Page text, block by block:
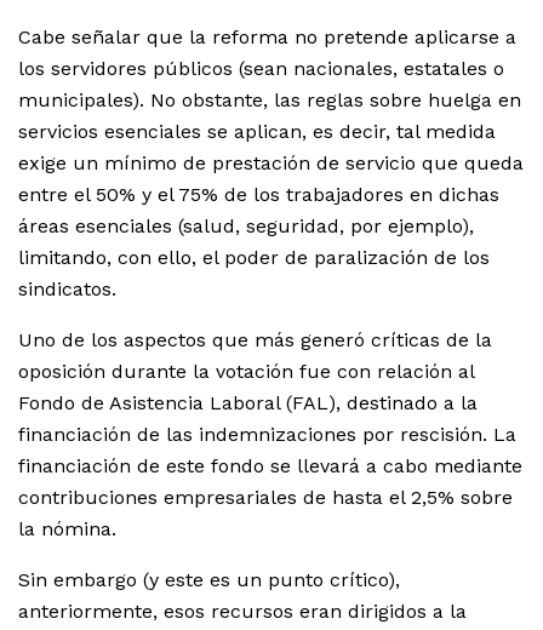
Cabe señalar que la reforma no pretende aplicarse a
los servidores públicos (sean nacionales, estatales o
municipales). No obstante, las reglas sobre huelga en
servicios esenciales se aplican, es decir, tal medida
exige un mínimo de prestación de servicio que queda
entre el 50% y el 75% de los trabajadores en dichas
áreas esenciales (salud, seguridad, por ejemplo),
limitando, con ello, el poder de paralización de los
sindicatos.
Uno de los aspectos que más generó críticas de la
oposición durante la votación fue con relación al
Fondo de Asistencia Laboral (FAL), destinado a la
financiación de las indemnizaciones por rescisión. La
financiación de este fondo se llevará a cabo mediante
contribuciones empresariales de hasta el 2,5% sobre
la nómina.
Sin embargo (y este es un punto crítico),
anteriormente, esos recursos eran dirigidos a la